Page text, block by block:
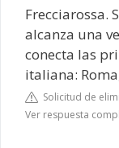
Frecciarossa.
alcanza una
conecta las
italiana:
Solicitud de
Ver respuesta